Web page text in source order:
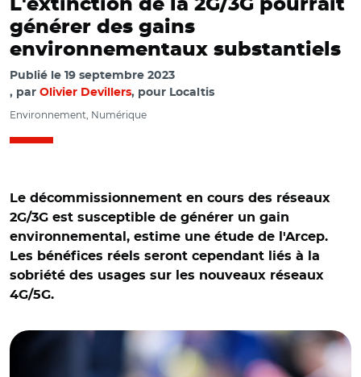
L'extinction de la 2G/3G pourrait
générer des gains
environnementaux substantiels
Publié le 19 septembre 2023
par Olivier Devillers, pour Localtis
Environnement, Numérique
Le décommissionnement en cours des réseaux
2G/3G est susceptible de générer un gain
environnemental, estime une étude de l'Arcep.
Les bénéfices réels seront cependant liés à la
sobriété des usages sur les nouveaux réseaux
4G/5G.